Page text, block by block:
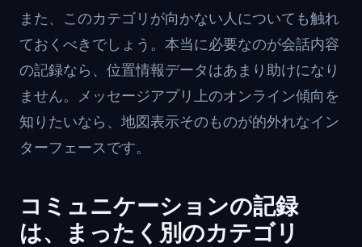
また、このカテゴリが向かない人についても触れ
ておくべきでしょう。本当に必要なのが会話内容
の記録なら、位置情報データはあまり助けになり
ません。メッセージアプリ上のオンライン傾向を
知りたいなら、地図表示そのものが的外れなイン
ターフェースです。
コミュニケーションの記録
は、まったく別のカテゴリ